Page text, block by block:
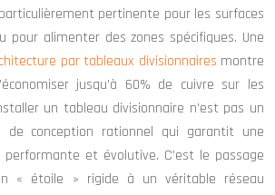
pertinente pour les surfaces
pour alimenter des zones spécifiques. Une
par tableaux divisionnaires montre
jusqu’à 60% de cuivre sur les
un tableau divisionnaire n’est pas un
de conception rationnel qui garantit une
et évolutive. C’est le passage
« étoile » rigide à un véritable réseau